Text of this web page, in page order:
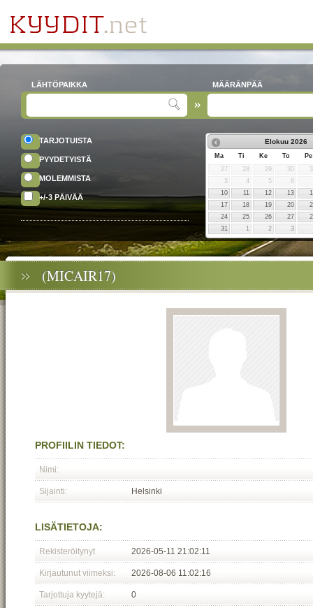
LÄHTÖPAIKKA MÄÄRÄNPÄÄ
TARJOTUISTA
PYYDETYISTÄ
MOLEMMISTA
+/-3 PÄIVÄÄ
Elokuu 2026
Ma Ti Ke To
Pe
27
28 29 30
3
4 5
6
10
11 12 13
17
18 19 20
24
25 26 27
31
1 2 3
(MICAIR17)
PROFIILIN TIEDOT:
Nimi:
Sijainti: Helsinki
LISÄTIETOJA:
Rekisteröitynyt 2026-05-11 21:02:11
Kirjautunut viimeksi: 2026-08-06 11:02:16
Tarjottuja kyytejä: 0